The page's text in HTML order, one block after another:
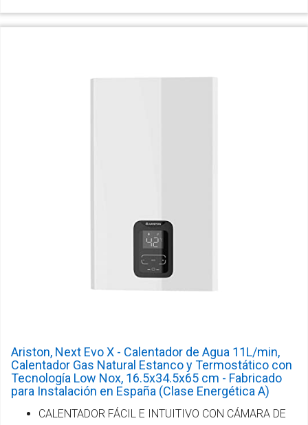
Ariston, Next Evo X - Calentador de Agua 11L/min,
Calentador Gas Natural Estanco y Termostático con
Tecnología Low Nox, 16.5x34.5x65 cm - Fabricado
para Instalación en España (Clase Energética A)
CALENTADOR FÁCIL E INTUITIVO CON CÁMARA DE